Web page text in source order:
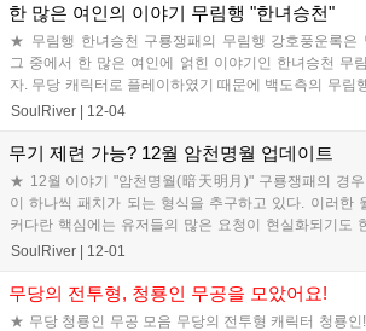
한 많은 여인의 이야기 무림행 "한녀승천"
★ 무림행 한녀승천 구룡쟁패의 무림행 강호풍운록은
그 중에서 한 많은 여인에 얽힌 이야기인 한녀승천 무
자. 무당 캐릭터로 플레이하였기 때문에 백도측의 무림
자. 철담호심이라는 별호를 주는 한녀...
SoulRiver 12-04
무기 제련 가능? 12월 암천명월 업데이트
★ 12월 이야기 "암천명월(暗天明月)" 구룡쟁패의 경
이 하나씩 패치가 되는 형식을 추구하고 있다. 이러한
커다란 핵심에는 유저들의 많은 요청이 현실화되기도
입될 예정인 "암천명월(暗天明...
SoulRiver 12-01
무당의 전투형, 청룡인 무공을 모았어요!
★ 무당 청룡인 무공 모음 무당의 전투형 캐릭터 청룡인